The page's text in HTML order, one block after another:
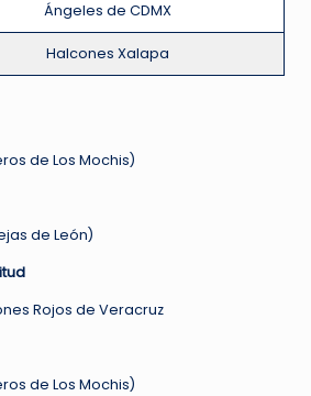
Ángeles de CDMX
Halcones Xalapa
de Los Mochis)
de León)
Rojos de Veracruz
de Los Mochis)